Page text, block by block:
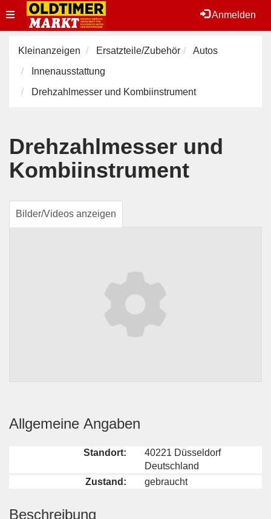
Anmelden
Toggle
navigation
Kleinanzeigen Ersatzteile/Zubehör
Autos
Innenausstattung
Drehzahlmesser und Kombiinstrument
Drehzahlmesser und
Kombiinstrument
Bilder/Videos anzeigen
Allgemeine Angaben
Standort:
40221 Düsseldorf
Deutschland
Zustand:
gebraucht
Beschreibung